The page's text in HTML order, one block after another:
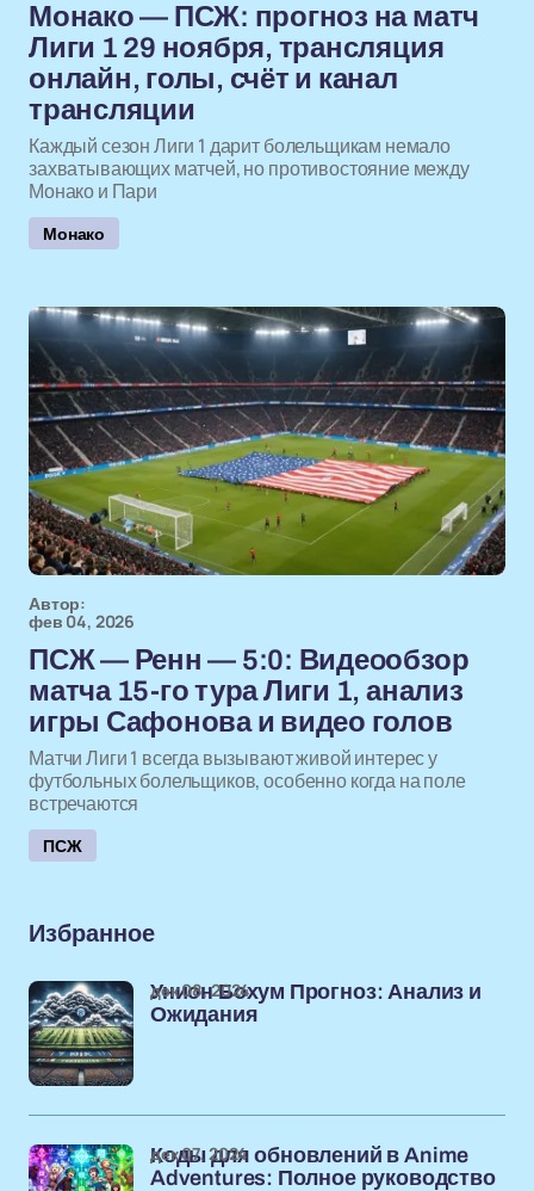
Монако — ПСЖ: прогноз на матч
Лиги 1 29 ноября, трансляция
онлайн, голы, счёт и канал
трансляции
Каждый сезон Лиги 1 дарит болельщикам немало
захватывающих матчей, но противостояние между
Монако и Пари
Монако
Автор:
фев 04, 2026
ПСЖ — Ренн — 5:0: Видеoобзор
матча 15-го тура Лиги 1, анализ
игры Сафонова и видео голов
Матчи Лиги 1 всегда вызывают живой интерес у
футбольных болельщиков, особенно когда на поле
встречаются
ПСЖ
Избранное
Унион Бохум Прогноз: Анализ и
Ожидания
дек 08, 2024
Коды для обновлений в Anime
Adventures: Полное руководство
дек 07, 2024